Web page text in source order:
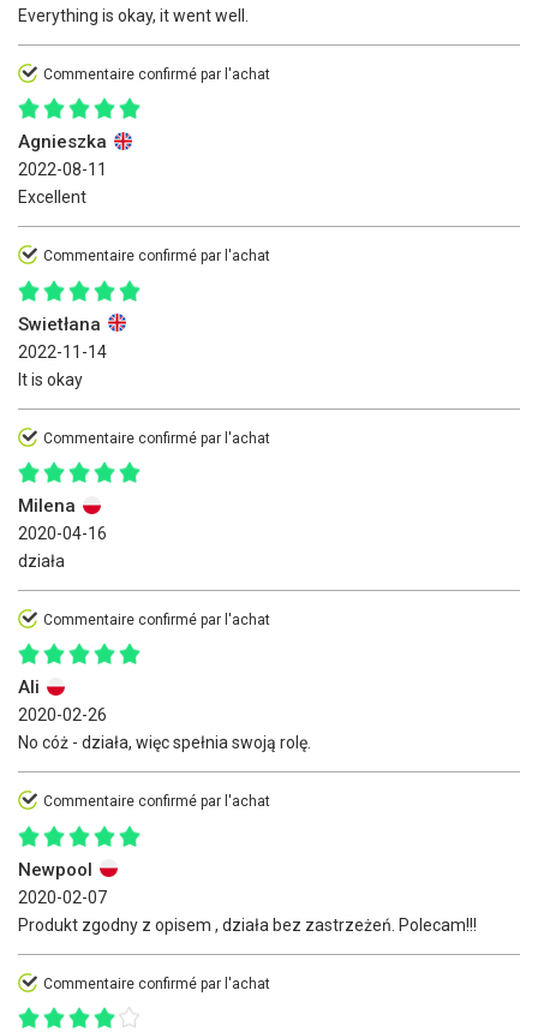
Everything is okay, it went well.
Commentaire confirmé par l'achat
Agnieszka
2022-08-11
Excellent
Commentaire confirmé par l'achat
Swietłana
2022-11-14
It is okay
Commentaire confirmé par l'achat
Milena
2020-04-16
działa
Commentaire confirmé par l'achat
Ali
2020-02-26
No cóż - działa, więc spełnia swoją rolę.
Commentaire confirmé par l'achat
Newpool
2020-02-07
Produkt zgodny z opisem , działa bez zastrzeżeń. Polecam!!!
Commentaire confirmé par l'achat